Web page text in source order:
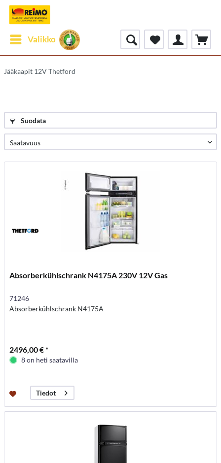
Valikko
Jääkaapit 12V Thetford
Suodata
Absorberkühlschrank N4175A 230V 12V Gas
71246
Absorberkühlschrank N4175A
2496,00 € *
8 on heti saatavilla
Tiedot